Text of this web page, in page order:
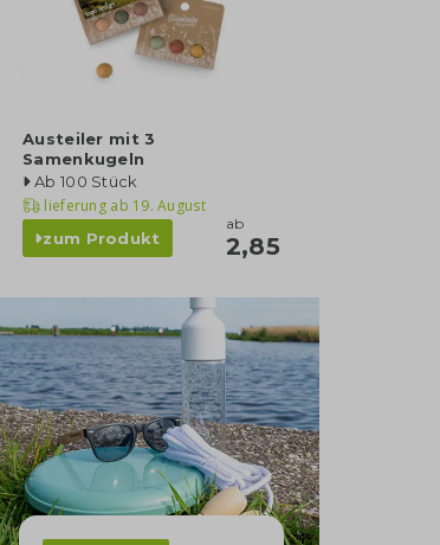
Austeiler mit 3
Samenkugeln
Ab 100 Stück
lieferung ab 19. August
zum Produkt
ab
2,85